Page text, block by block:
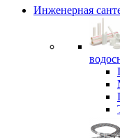
Инженерная